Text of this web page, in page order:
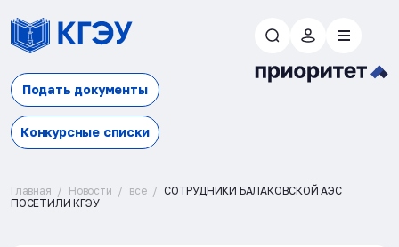
Подать документы
Конкурсные списки
Главная Новости все
СОТРУДНИКИ БАЛАКОВСКОЙ АЭС
ПОСЕТИЛИ КГЭУ